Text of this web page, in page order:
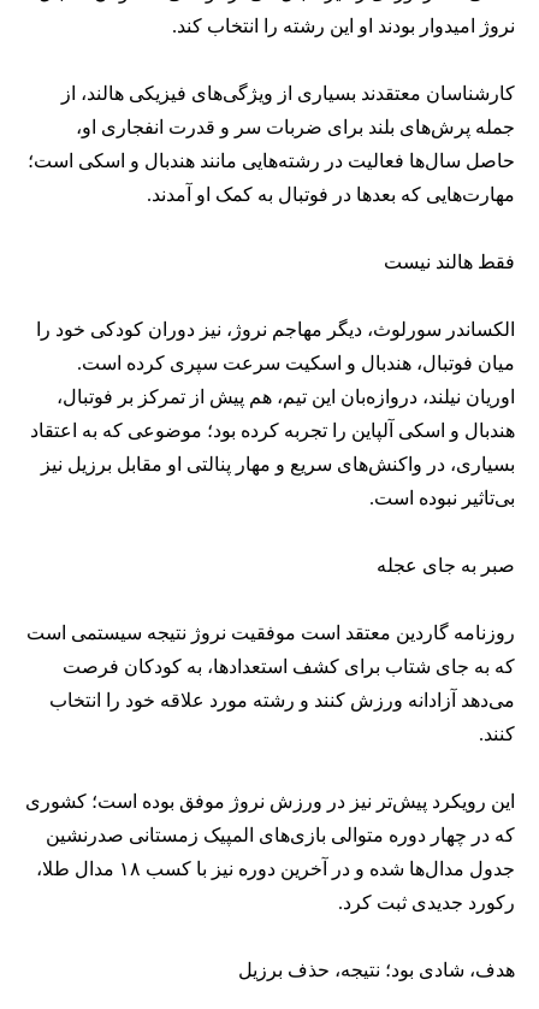
نروژ امیدوار بودند او این رشته را انتخاب کند.
کارشناسان معتقدند بسیاری از ویژگی‌های فیزیکی هالند، از
جمله پرش‌های بلند برای ضربات سر و قدرت انفجاری او،
حاصل سال‌ها فعالیت در رشته‌هایی مانند هندبال و اسکی است؛
مهارت‌هایی که بعدها در فوتبال به کمک او آمدند.
فقط هالند نیست
الکساندر سورلوث، دیگر مهاجم نروژ، نیز دوران کودکی خود را
میان فوتبال، هندبال و اسکیت سرعت سپری کرده است.
اوریان نیلند، دروازه‌بان این تیم، هم پیش از تمرکز بر فوتبال،
هندبال و اسکی آلپاین را تجربه کرده بود؛ موضوعی که به اعتقاد
بسیاری، در واکنش‌های سریع و مهار پنالتی او مقابل برزیل نیز
بی‌تاثیر نبوده است.
صبر به جای عجله
روزنامه گاردین معتقد است موفقیت نروژ نتیجه سیستمی است
که به جای شتاب برای کشف استعدادها، به کودکان فرصت
می‌دهد آزادانه ورزش کنند و رشته مورد علاقه خود را انتخاب
کنند.
این رویکرد پیش‌تر نیز در ورزش نروژ موفق بوده است؛ کشوری
که در چهار دوره متوالی بازی‌های المپیک زمستانی صدرنشین
جدول مدال‌ها شده و در آخرین دوره نیز با کسب ۱۸ مدال طلا،
رکورد جدیدی ثبت کرد.
هدف، شادی بود؛ نتیجه، حذف برزیل